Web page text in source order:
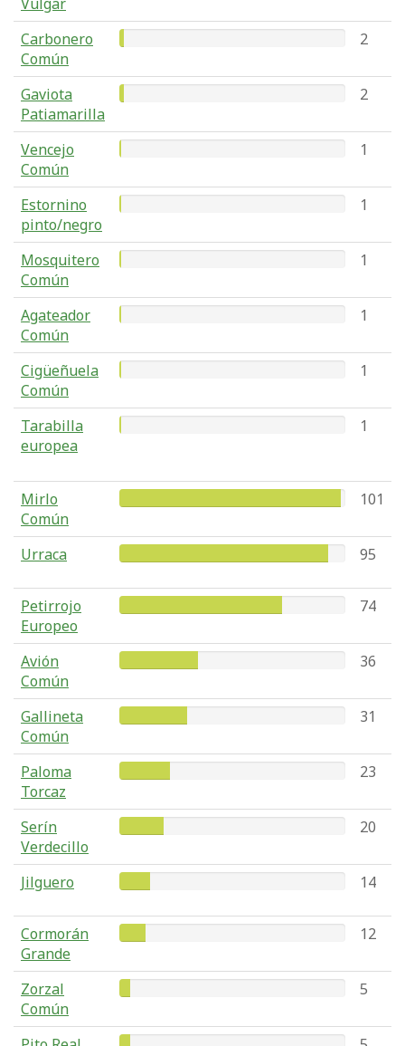
Carbonero
Común
2
Gaviota
Patiamarilla
2
Vencejo
Común
1
Estornino
pinto/negro
1
Mosquitero
Común
1
Agateador
Común
1
Cigüeñuela
Común
1
Tarabilla
europea
1
Mirlo
Común
101
Urraca 95
Petirrojo
Europeo
74
Avión
Común
36
Gallineta
Común
31
Paloma
Torcaz
23
Serín
Verdecillo
20
Jilguero 14
Cormorán
Grande
12
Zorzal
Común
5